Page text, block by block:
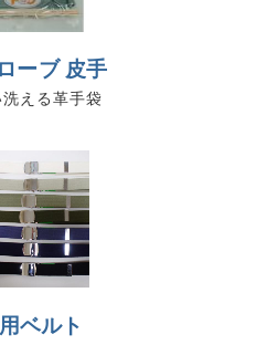
ーブ 皮手
える革手袋
ベルト